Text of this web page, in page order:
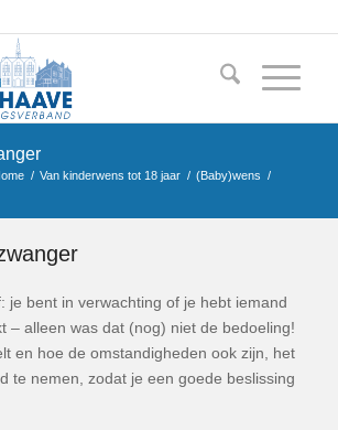
/ Van kinderwens tot 18 jaar / (Baby)wens /
je bent in verwachting of je hebt iemand
– alleen was dat (nog) niet de bedoeling!
en hoe de omstandigheden ook zijn, het
te nemen, zodat je een goede beslissing